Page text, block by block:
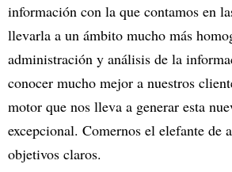
información con la que contamos en
llevarla a un ámbito mucho más
administración y análisis de la
conocer mucho mejor a nuestros
motor que nos lleva a generar esta
excepcional. Comernos el elefante de
objetivos claros.